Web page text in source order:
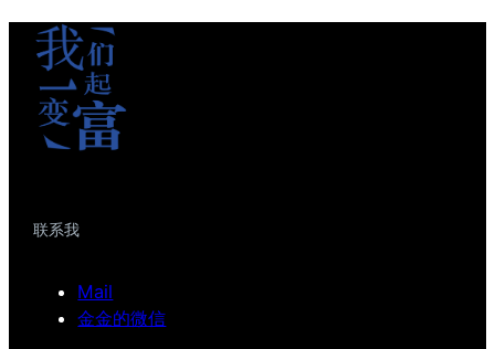
联系我
Mail
金金的微信